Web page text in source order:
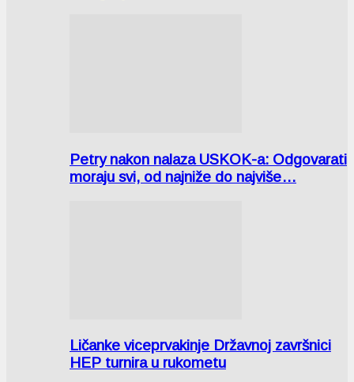
Petry nakon nalaza USKOK-a: Odgovarati
moraju svi, od najniže do najviše…
Ličanke viceprvakinje Državnoj završnici
HEP turnira u rukometu